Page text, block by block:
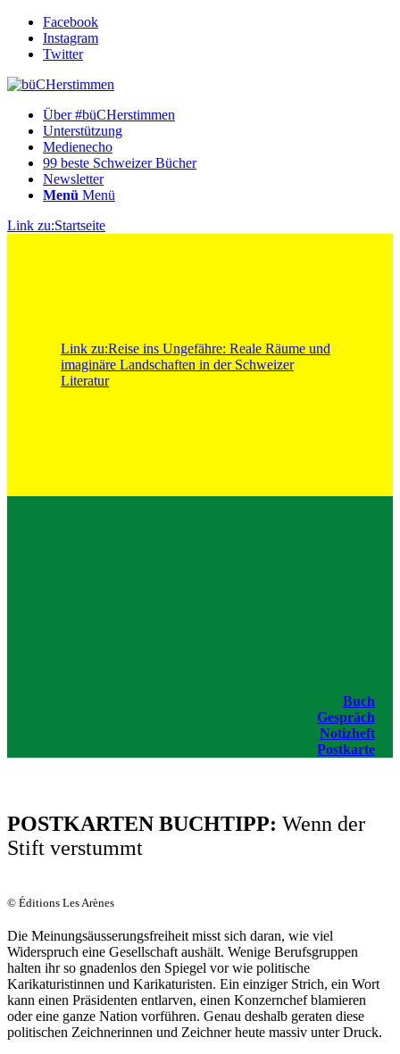
Facebook
Instagram
Twitter
Über #büCHerstimmen
Unterstützung
Medienecho
99 beste Schweizer Bücher
Newsletter
Menü Menü
Link zu:Startseite
Link zu:Reise ins Ungefähre: Reale Räume und
imaginäre Landschaften in der Schweizer
Literatur
Buch
Gespräch
Notizheft
Postkarte
POSTKARTEN BUCHTIPP: Wenn der
Stift verstummt
© Éditions Les Arènes
Die Meinungsäusserungsfreiheit misst sich daran, wie viel
Widerspruch eine Gesellschaft aushält. Wenige Berufsgruppen
halten ihr so gnadenlos den Spiegel vor wie politische
Karikaturistinnen und Karikaturisten. Ein einziger Strich, ein Wort
kann einen Präsidenten entlarven, einen Konzernchef blamieren
oder eine ganze Nation vorführen. Genau deshalb geraten diese
politischen Zeichnerinnen und Zeichner heute massiv unter Druck.